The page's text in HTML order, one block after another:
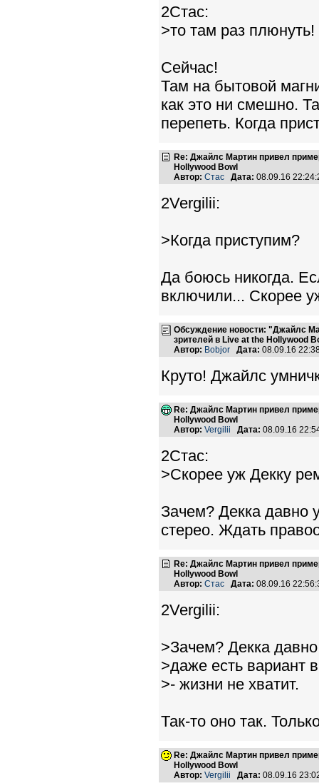
2Стас:
>то там раз плюнуть!
Сейчас!
Там на бытовой
как это ни смешно.
перепеть. Когда
Re: Джайлс Мартин привел
Hollywood Bowl
Автор: Стас Дата: 08.09.16
2Vergilii:
>Когда приступим?
Да боюсь никогда.
включили... Скорее
Обсуждение новости: "Джайлс
зрителей в Live at the Hollywood
Автор: Bobjor Дата: 08.09.16
Круто! Джайлс
Re: Джайлс Мартин привел
Hollywood Bowl
Автор: Vergilii Дата: 08.09.16
2Стас:
>Скорее уж Декку
Зачем? Декка давно
стерео. Ждать
Re: Джайлс Мартин привел
Hollywood Bowl
Автор: Стас Дата: 08.09.16
2Vergilii:
>Зачем? Декка
>даже есть вариант
>- жизни не хватит.
Так-то оно так.
Re: Джайлс Мартин привел
Hollywood Bowl
Автор: Vergilii Дата: 08.09.16